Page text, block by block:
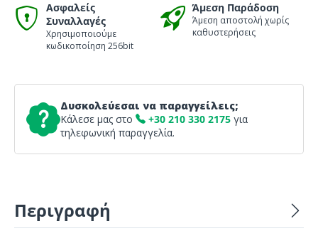
Ασφαλείς
Συναλλαγές
Χρησιμοποιούμε
κωδικοποίηση 256bit
Άμεση Παράδοση
Άμεση αποστολή χωρίς
καθυστερήσεις
Δυσκολεύεσαι να παραγγείλεις;
Κάλεσε μας στο
+30 210 330 2175 για
τηλεφωνική παραγγελία.
Περιγραφή